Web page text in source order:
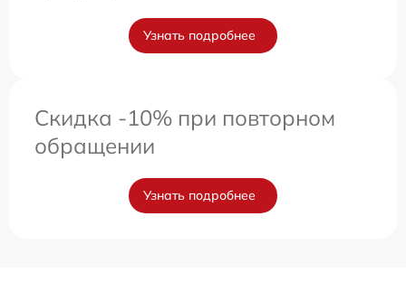
Узнать подробнее
Скидка -10% при повторном
обращении
Узнать подробнее